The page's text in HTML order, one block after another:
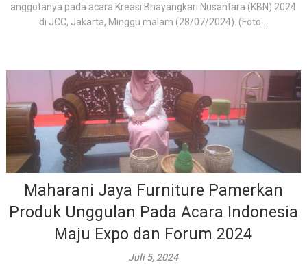
anggotanya pada acara Kreasi Bhayangkari Nusantara (KBN) 2024
di JCC, Jakarta, Minggu malam (28/07/2024). (Foto...
Maharani Jaya Furniture Pamerkan
Produk Unggulan Pada Acara Indonesia
Maju Expo dan Forum 2024
Juli 5, 2024